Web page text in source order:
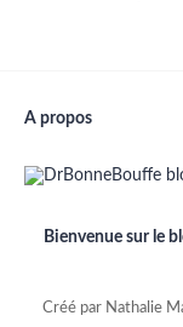
A propos
Bienvenue sur le
Créé par Nathalie